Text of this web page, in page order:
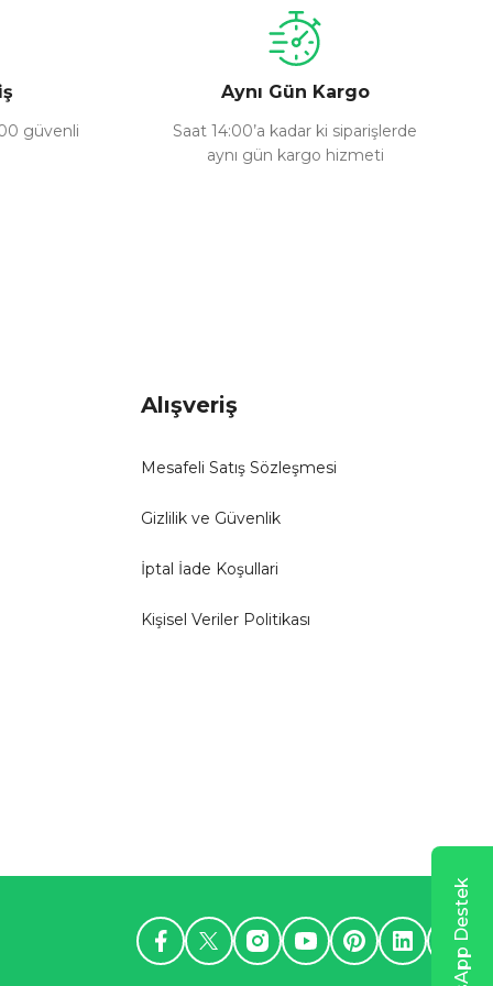
güvenli
Aynı Gün Kargo
Saat 14:00’a kadar ki siparişlerde
aynı gün kargo hizmeti
Alışveriş
Mesafeli Satış Sözleşmesi
Gizlilik ve Güvenlik
İptal İade Koşullari
Kişisel Veriler Politikası